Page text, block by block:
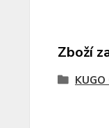
Zboží
KUGO